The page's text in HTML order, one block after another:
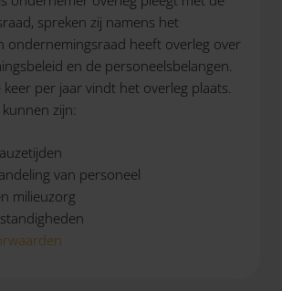
spreken zij namens het
ondernemingsraad heeft overleg over
en de personeelsbelangen.
keer per jaar vindt het overleg plaats.
zijn:
van personeel
milieuzorg